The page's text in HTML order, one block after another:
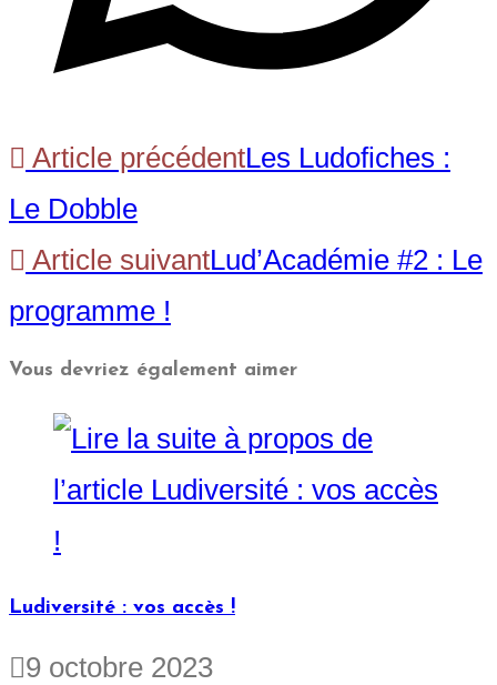
Article précédentLes Ludofiches :
Le Dobble
Article suivantLud’Académie #2 : Le
programme !
Vous devriez également aimer
Ludiversité : vos accès !
9 octobre 2023